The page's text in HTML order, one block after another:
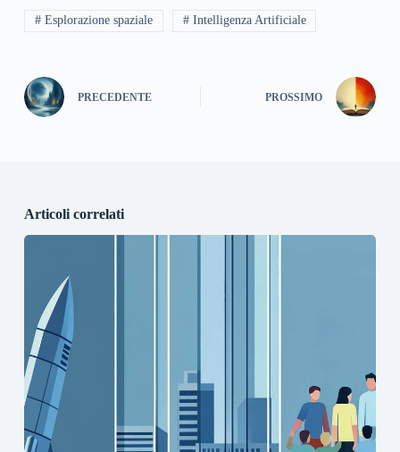
# Esplorazione spaziale # Intelligenza Artificiale
PRECEDENTE PROSSIMO
Articoli correlati